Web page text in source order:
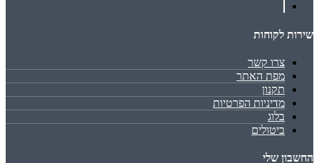
שירות לקוחות
צרו קשר
מפת האתר
תקנון
מדיניות הפרטיות
בלוג
ביטולים
החשבון שלי